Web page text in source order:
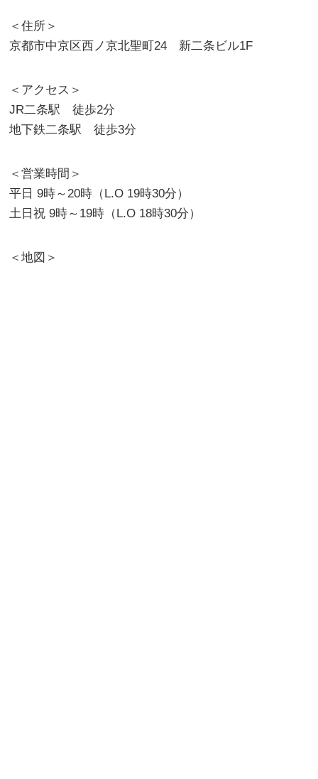
＜住所＞
京都市中京区西ノ京北聖町24 新二条ビル1F
＜アクセス＞
JR二条駅 徒歩2分
地下鉄二条駅 徒歩3分
＜営業時間＞
平日 9時～20時（L.O 19時30分）
土日祝 9時～19時（L.O 18時30分）
＜地図＞